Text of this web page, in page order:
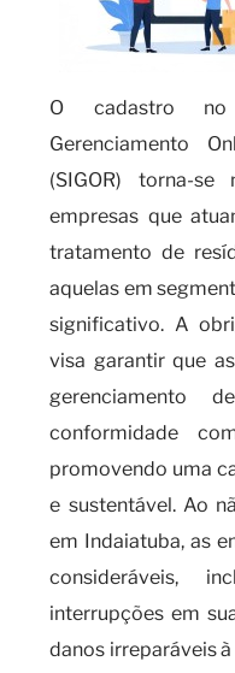
O cadastro no
Gerenciamento
(SIGOR) torna-
empresas que
tratamento de
aquelas em
significativo. A
visa garantir que
gerenciamento
conformidade
promovendo uma
e sustentável. Ao
em Indaiatuba, as
consideráveis,
interrupções em
danos irreparáveis